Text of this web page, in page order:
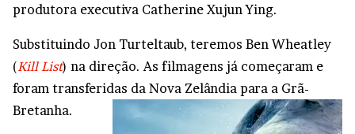
produtora executiva Catherine Xujun Ying.
Substituindo Jon Turteltaub, teremos Ben Wheatley
(Kill List) na direção. As filmagens já começaram e
foram transferidas da Nova Zelândia para a Grã-
Bretanha.